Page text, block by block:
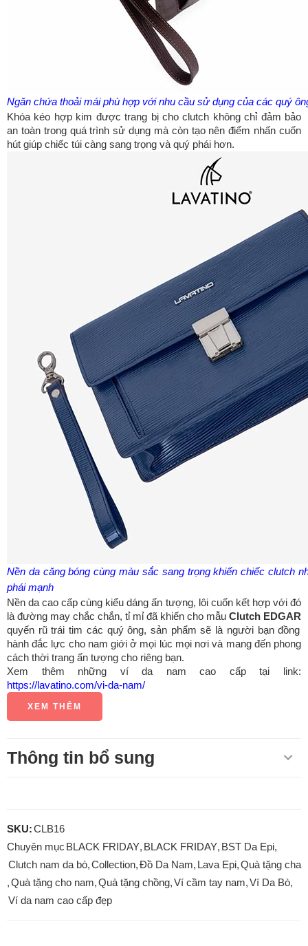
Ngăn chứa thoải mái phù hợp với nhu cầu sử dụng của các quý
Khóa kéo hợp kim được trang bị cho clutch không chỉ đảm bảo
an toàn trong quá trình sử dụng mà còn tạo nên điểm nhấn cuốn
hút giúp chiếc túi càng sang trọng và quý phái hơn.
Nền da căng bóng cùng màu sắc sang trọng khiến chiếc clutch
phái mạnh
Nền da cao cấp cùng kiểu dáng ấn tượng, lôi cuốn kết hợp với đó
là đường may chắc chắn, tỉ mỉ đã khiến cho mẫu Clutch EDGAR
quyến rũ trái tim các quý ông, sản phẩm sẽ là người bạn đồng
hành đắc lực cho nam giới ở mọi lúc mọi nơi và mang đến phong
cách thời trang ấn tượng cho riêng bạn.
Xem thêm những ví da nam cao cấp tại link:
https://lavatino.com/vi-da-nam/
XEM THÊM
Thông tin bổ sung
SKU:CLB16
Chuyên mục BLACK FRIDAY, BLACK FRIDAY, BST Da Epi,
Clutch nam da bò,Collection,Đồ Da Nam, Lava Epi,Quà tặng cha
,Quà tặng cho nam,Quà tặng chồng,Ví cầm tay nam,Ví Da Bò,
Ví da nam cao cấp đẹp